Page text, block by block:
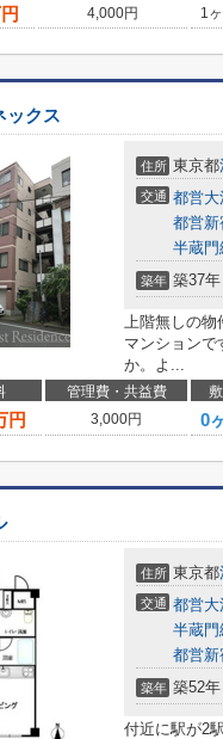
4,000円 1
ックス
住所 東京都
交通 都営大
都営新
半蔵門
築年 築37年
上階無しの物
マンションで
か。よ...
管理費・共益費
円 3,000円 0
住所 東京都
交通 都営大
半蔵門
都営新
築年 築52年
付近に駅が2